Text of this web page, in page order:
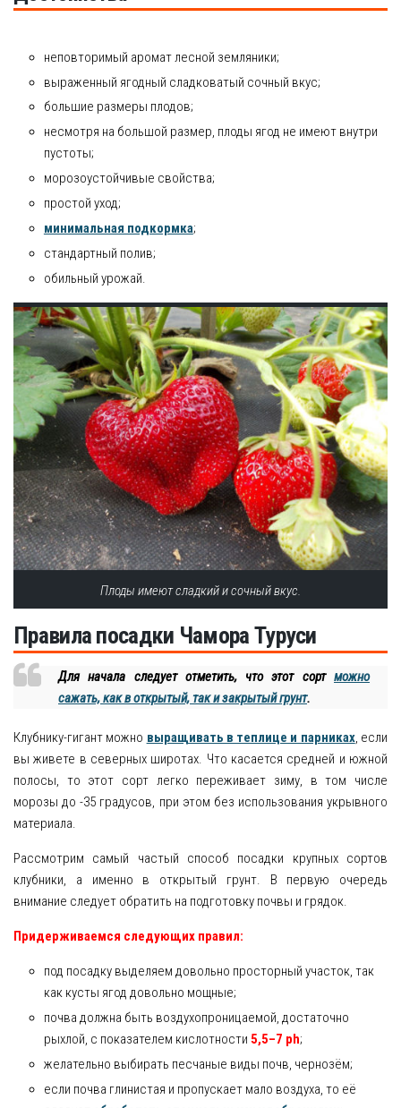
неповторимый аромат лесной земляники;
выраженный ягодный сладковатый сочный вкус;
большие размеры плодов;
несмотря на большой размер, плоды ягод не имеют внутри
пустоты;
морозоустойчивые свойства;
простой уход;
минимальная подкормка;
стандартный полив;
обильный урожай.
Плоды имеют сладкий и сочный вкус.
Правила посадки Чамора Туруси
Для начала следует отметить, что этот сорт можно
сажать, как в открытый, так и закрытый грунт.
Клубнику-гигант можно выращивать в теплице и парниках, если
вы живете в северных широтах. Что касается средней и южной
полосы, то этот сорт легко переживает зиму, в том числе
морозы до -35 градусов, при этом без использования укрывного
материала.
Рассмотрим самый частый способ посадки крупных сортов
клубники, а именно в открытый грунт. В первую очередь
внимание следует обратить на подготовку почвы и грядок.
Придерживаемся следующих правил:
под посадку выделяем довольно просторный участок, так
как кусты ягод довольно мощные;
почва должна быть воздухопроницаемой, достаточно
рыхлой, с показателем кислотности 5,5–7 ph;
желательно выбирать песчаные виды почв, чернозём;
если почва глинистая и пропускает мало воздуха, то её